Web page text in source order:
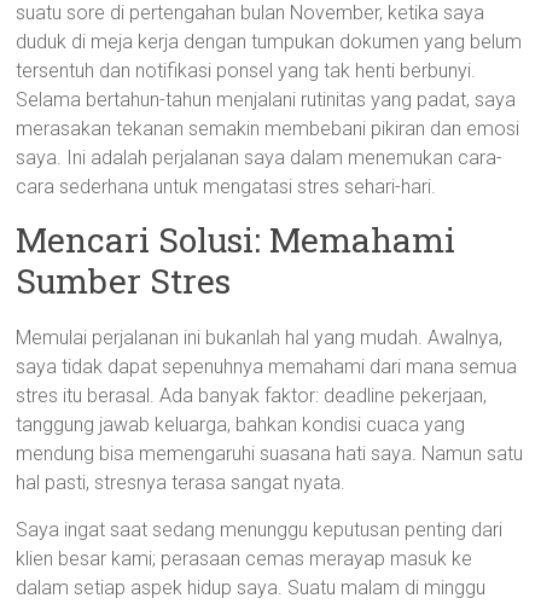
suatu sore di pertengahan bulan November, ketika saya
duduk di meja kerja dengan tumpukan dokumen yang belum
tersentuh dan notifikasi ponsel yang tak henti berbunyi.
Selama bertahun-tahun menjalani rutinitas yang padat, saya
merasakan tekanan semakin membebani pikiran dan emosi
saya. Ini adalah perjalanan saya dalam menemukan cara-
cara sederhana untuk mengatasi stres sehari-hari.
Mencari Solusi: Memahami
Sumber Stres
Memulai perjalanan ini bukanlah hal yang mudah. Awalnya,
saya tidak dapat sepenuhnya memahami dari mana semua
stres itu berasal. Ada banyak faktor: deadline pekerjaan,
tanggung jawab keluarga, bahkan kondisi cuaca yang
mendung bisa memengaruhi suasana hati saya. Namun satu
hal pasti, stresnya terasa sangat nyata.
Saya ingat saat sedang menunggu keputusan penting dari
klien besar kami; perasaan cemas merayap masuk ke
dalam setiap aspek hidup saya. Suatu malam di minggu